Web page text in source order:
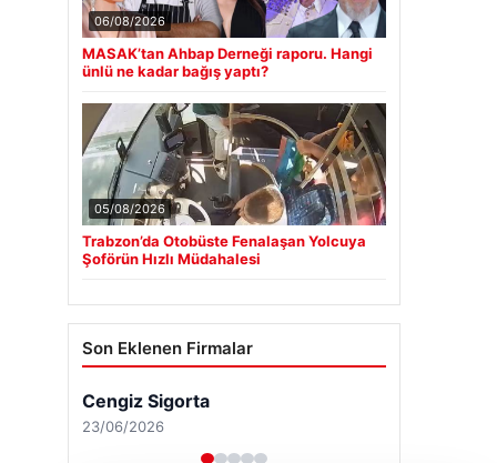
06/08/2026
MASAK’tan Ahbap Derneği raporu. Hangi
ünlü ne kadar bağış yaptı?
05/08/2026
Trabzon’da Otobüste Fenalaşan Yolcuya
Şoförün Hızlı Müdahalesi
Son Eklenen Firmalar
Cengiz Sigorta
23/06/2026